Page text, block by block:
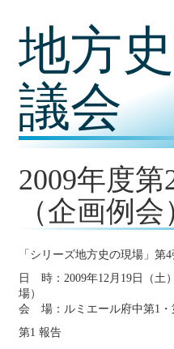
地方
議会
2009年度
（企画例会
「シリーズ地方史の現場」
日 時：2009年12月19日（
場）
会 場：ルミエール府中第1・
第1 報告